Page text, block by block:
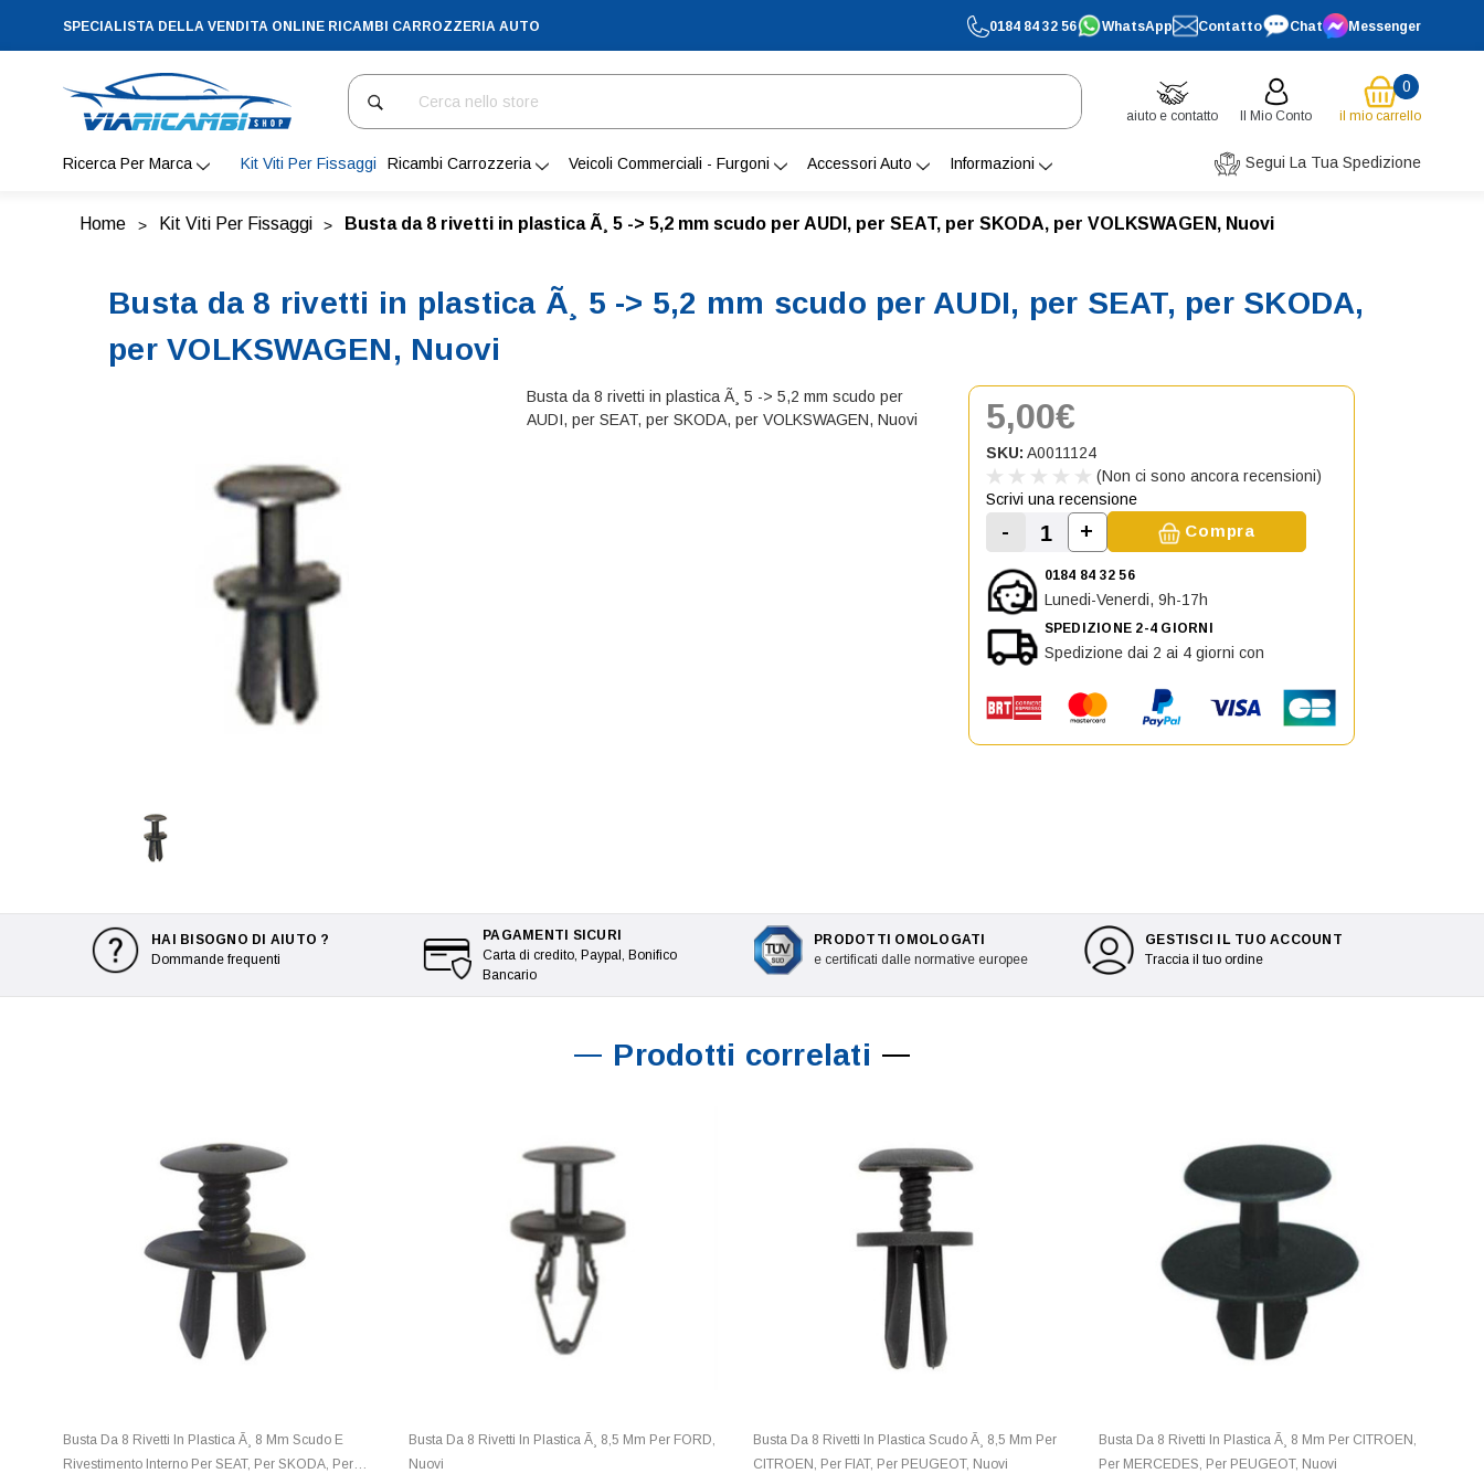
SPECIALISTA DELLA VENDITA ONLINE RICAMBI CARROZZERIA AUTO 0184 84 32 56 WhatsApp Contatto Chat Messenger
Cerca
aiuto e contatto Il Mio Conto
0
il mio carrello
Ricerca Per Marca Kit Viti Per Fissaggi Ricambi Carrozzeria Veicoli Commerciali - Furgoni Accessori Auto Informazioni Segui La Tua Spedizione
Home Kit Viti Per Fissaggi Busta da 8 rivetti in plastica Ã¸ 5 -> 5,2 mm scudo per AUDI, per SEAT, per SKODA, per VOLKSWAGEN, Nuovi
Busta da 8 rivetti in plastica Ã¸ 5 -> 5,2 mm scudo per AUDI, per SEAT, per SKODA,
per VOLKSWAGEN, Nuovi
Busta da 8 rivetti in plastica Ã¸ 5 -> 5,2 mm scudo per
AUDI, per SEAT, per SKODA, per VOLKSWAGEN, Nuovi
5,00€
SKU: A0011124
(Non ci sono ancora recensioni)
Scrivi una recensione
Diminuisci la quantità di Busta da 8 rivetti in plastica
-
Aumenta la quantità di Busta da 8 rivetti in
+ Compra
0184 84 32 56
Lunedi-Venerdi, 9h-17h
SPEDIZIONE 2-4 GIORNI
Spedizione dai 2 ai 4 giorni con
HAI BISOGNO DI AIUTO ?
Dommande frequenti
PAGAMENTI SICURI
Carta di credito, Paypal, Bonifico
Bancario
PRODOTTI OMOLOGATI
e certificati dalle normative europee
GESTISCI IL TUO ACCOUNT
Traccia il tuo ordine
Prodotti correlati
Busta Da 8 Rivetti In Plastica Ã¸ 8 Mm Scudo E
Rivestimento Interno Per SEAT, Per SKODA, Per
Busta Da 8 Rivetti In Plastica Ã¸ 8,5 Mm Per FORD,
Nuovi
Busta Da 8 Rivetti In Plastica Scudo Ã¸ 8,5 Mm Per
CITROEN, Per FIAT, Per PEUGEOT, Nuovi
Busta Da 8 Rivetti In Plastica Ã¸ 8 Mm Per CITROEN,
Per MERCEDES, Per PEUGEOT, Nuovi